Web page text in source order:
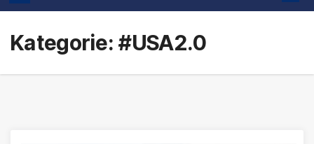
Kategorie:#USA2.0